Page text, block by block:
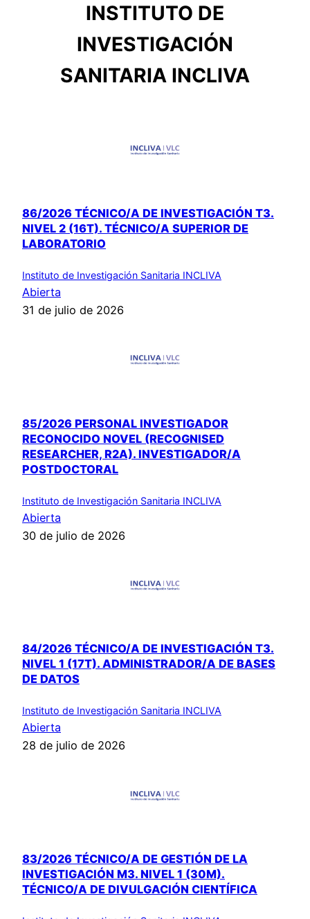
INSTITUTO DE
INVESTIGACIÓN
SANITARIA INCLIVA
86/2026 TÉCNICO/A DE INVESTIGACIÓN T3.
NIVEL 2 (16T). TÉCNICO/A SUPERIOR DE
LABORATORIO
Instituto de Investigación Sanitaria INCLIVA
Abierta
31 de julio de 2026
85/2026 PERSONAL INVESTIGADOR
RECONOCIDO NOVEL (RECOGNISED
RESEARCHER, R2A). INVESTIGADOR/A
POSTDOCTORAL
Instituto de Investigación Sanitaria INCLIVA
Abierta
30 de julio de 2026
84/2026 TÉCNICO/A DE INVESTIGACIÓN T3.
NIVEL 1 (17T). ADMINISTRADOR/A DE BASES
DE DATOS
Instituto de Investigación Sanitaria INCLIVA
Abierta
28 de julio de 2026
83/2026 TÉCNICO/A DE GESTIÓN DE LA
INVESTIGACIÓN M3. NIVEL 1 (30M).
TÉCNICO/A DE DIVULGACIÓN CIENTÍFICA